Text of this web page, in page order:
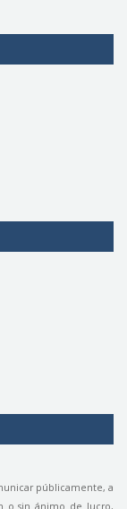
públicamente, a
o sin ánimo de lucro,